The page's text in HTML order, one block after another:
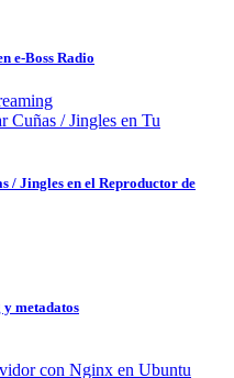
e-Boss Radio
/ Jingles en el Reproductor de
metadatos